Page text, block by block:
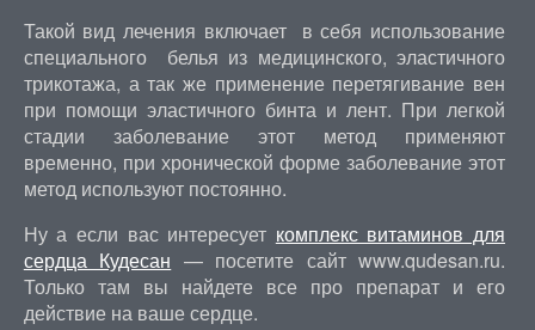
Такой вид лечения включает в себя использование
специального белья из медицинского, эластичного
трикотажа, а так же применение перетягивание вен
при помощи эластичного бинта и лент. При легкой
стадии заболевание этот метод применяют
временно, при хронической форме заболевание этот
метод используют постоянно.
Ну а если вас интересует комплекс витаминов для
сердца Кудесан — посетите сайт www.qudesan.ru.
Только там вы найдете все про препарат и его
действие на ваше сердце.